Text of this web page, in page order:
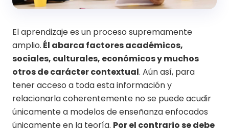
El aprendizaje es un proceso supremamente
amplio. Él abarca factores académicos,
sociales, culturales, económicos y muchos
otros de carácter contextual. Aún así, para
tener acceso a toda esta información y
relacionarla coherentemente no se puede acudir
únicamente a modelos de enseñanza enfocados
únicamente en la teoría. Por el contrario se debe